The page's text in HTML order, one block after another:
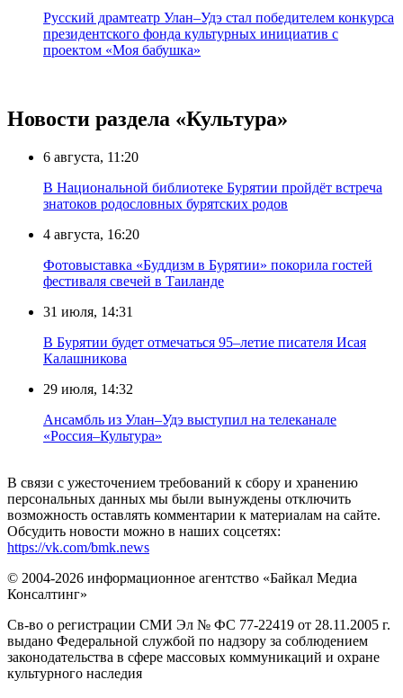
Русский драмтеатр Улан–Удэ стал победителем конкурса
президентского фонда культурных инициатив с
проектом «Моя бабушка»
Новости раздела «Культура»
6 августа, 11:20
В Национальной библиотеке Бурятии пройдёт встреча
знатоков родословных бурятских родов
4 августа, 16:20
Фотовыставка «Буддизм в Бурятии» покорила гостей
фестиваля свечей в Таиланде
31 июля, 14:31
В Бурятии будет отмечаться 95–летие писателя Исая
Калашникова
29 июля, 14:32
Ансамбль из Улан–Удэ выступил на телеканале
«Россия–Культура»
В связи с ужесточением требований к сбору и хранению
персональных данных мы были вынуждены отключить
возможность оставлять комментарии к материалам на сайте.
Обсудить новости можно в наших соцсетях:
https://vk.com/bmk.news
© 2004-2026 информационное агентство «Байкал Медиа
Консалтинг»
Св-во о регистрации СМИ Эл № ФС 77-22419 от 28.11.2005 г.
выдано Федеральной службой по надзору за соблюдением
законодательства в сфере массовых коммуникаций и охране
культурного наследия